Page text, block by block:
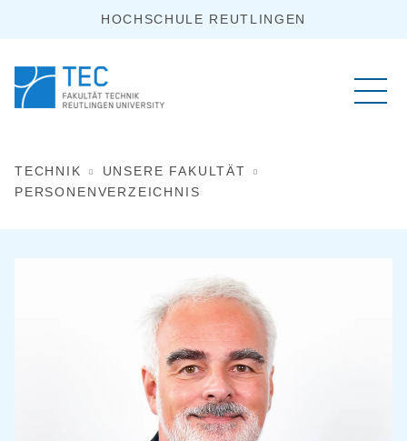
HOCHSCHULE REUTLINGEN
TECHNIK
UNSERE FAKULTÄT
PERSONENVERZEICHNIS